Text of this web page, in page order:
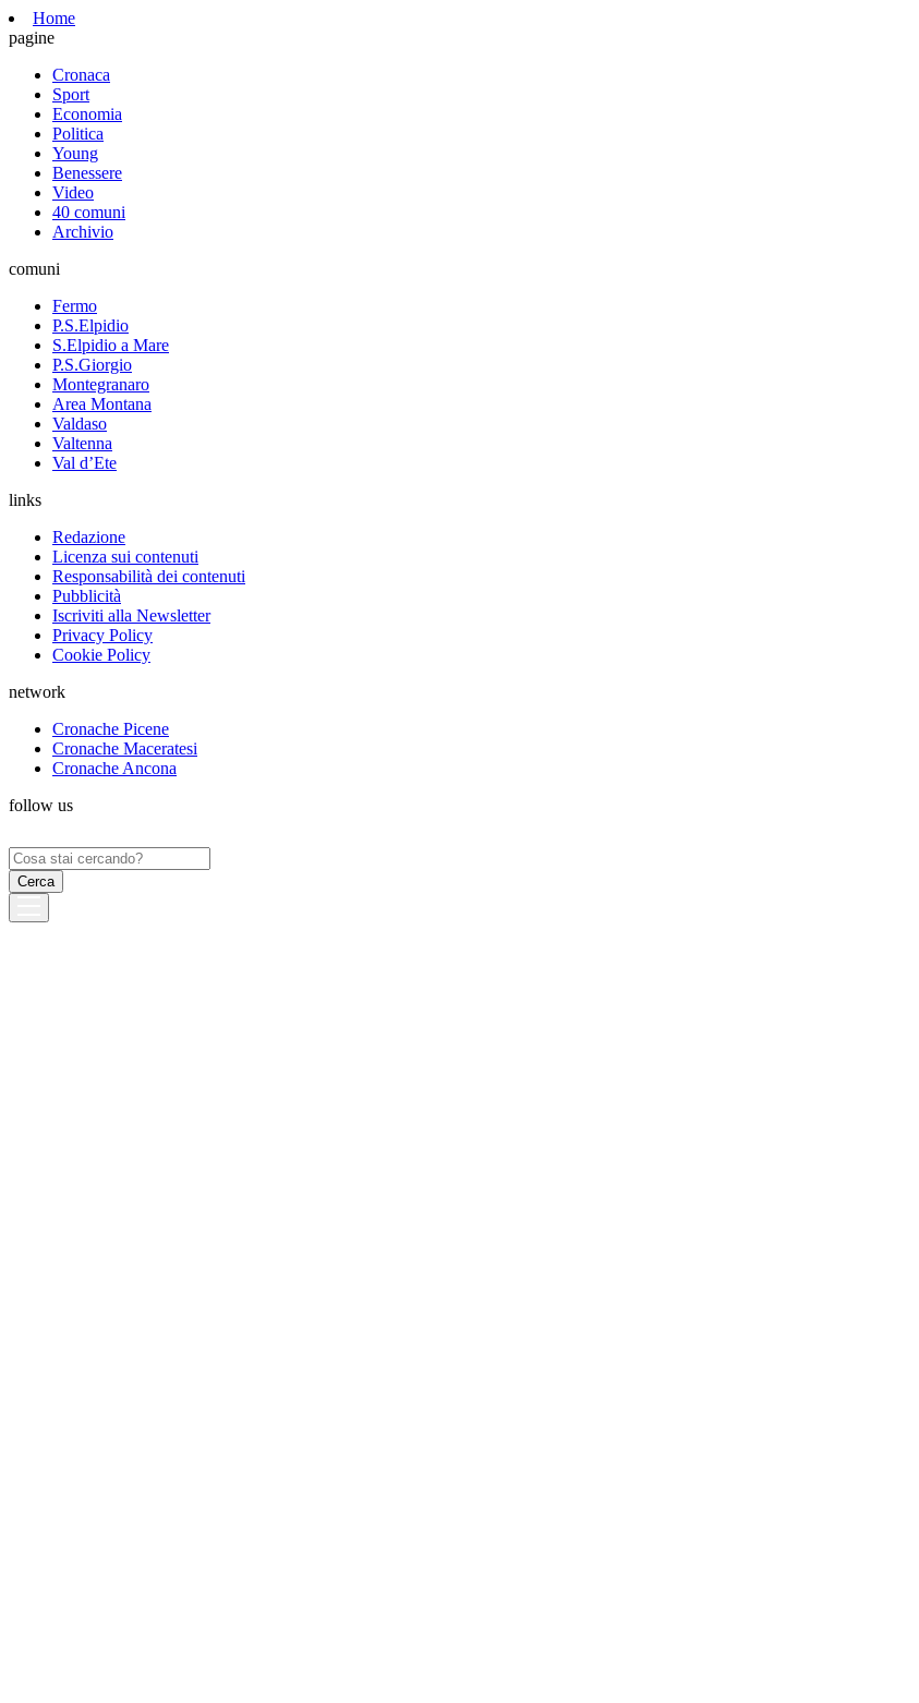
Home
pagine
Cronaca
Sport
Economia
Politica
Young
Benessere
Video
40 comuni
Archivio
comuni
Fermo
P.S.Elpidio
S.Elpidio a Mare
P.S.Giorgio
Montegranaro
Area Montana
Valdaso
Valtenna
Val d’Ete
links
Redazione
Licenza sui contenuti
Responsabilità dei contenuti
Pubblicità
Iscriviti alla Newsletter
Privacy Policy
Cookie Policy
network
Cronache Picene
Cronache Maceratesi
Cronache Ancona
follow us
Ricerca
per: